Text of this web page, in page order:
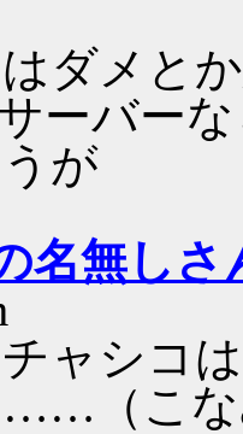
ダメと
ーバー
が
名無しさ
ャシコ
……（こ